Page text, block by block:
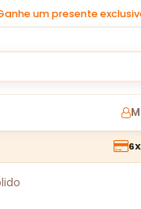
um presente